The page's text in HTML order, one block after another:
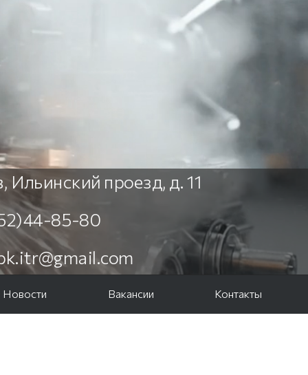
Ильинский проезд, д. 11
85-80
Новости Вакансии Контакты